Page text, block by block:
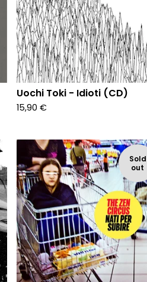
Uochi Toki - Idioti (CD)
15,90 €
Sold
out